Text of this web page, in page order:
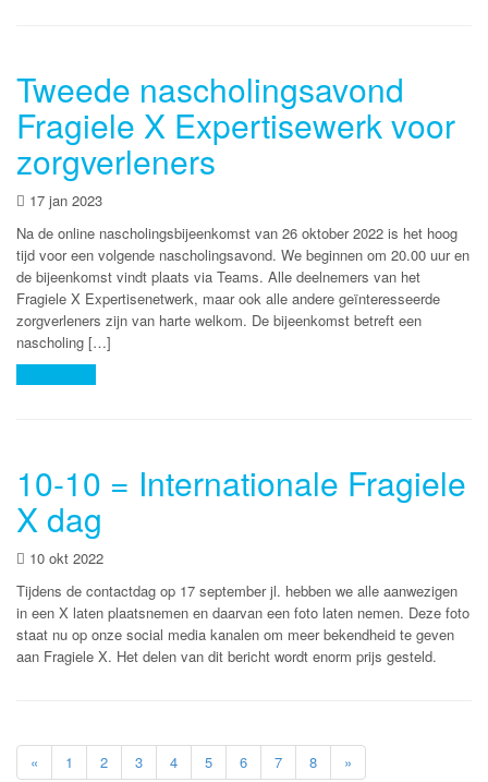
Tweede nascholingsavond
Fragiele X Expertisewerk voor
zorgverleners
17 jan 2023
Na de online nascholingsbijeenkomst van 26 oktober 2022 is het hoog
tijd voor een volgende nascholingsavond. We beginnen om 20.00 uur en
de bijeenkomst vindt plaats via Teams. Alle deelnemers van het
Fragiele X Expertisenetwerk, maar ook alle andere geïnteresseerde
zorgverleners zijn van harte welkom. De bijeenkomst betreft een
nascholing […]
10-10 = Internationale Fragiele
X dag
10 okt 2022
Tijdens de contactdag op 17 september jl. hebben we alle aanwezigen
in een X laten plaatsnemen en daarvan een foto laten nemen. Deze foto
staat nu op onze social media kanalen om meer bekendheid te geven
aan Fragiele X. Het delen van dit bericht wordt enorm prijs gesteld.
« 1 2 3 4 5 6 7 8 »